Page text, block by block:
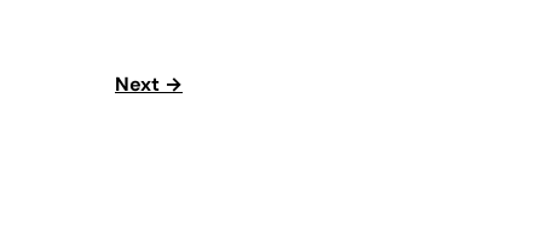
Next →